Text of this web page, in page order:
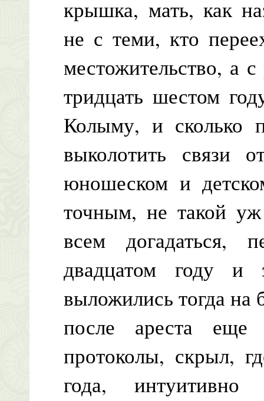
крышка, мать, как
не с теми, кто
местожительство, а
тридцать шестом
Колыму, и сколько
выколотить связи
юношеском и
точным, не такой
всем догадаться,
двадцатом году и
выложились тогда на
после ареста
протоколы, скрыл,
года,